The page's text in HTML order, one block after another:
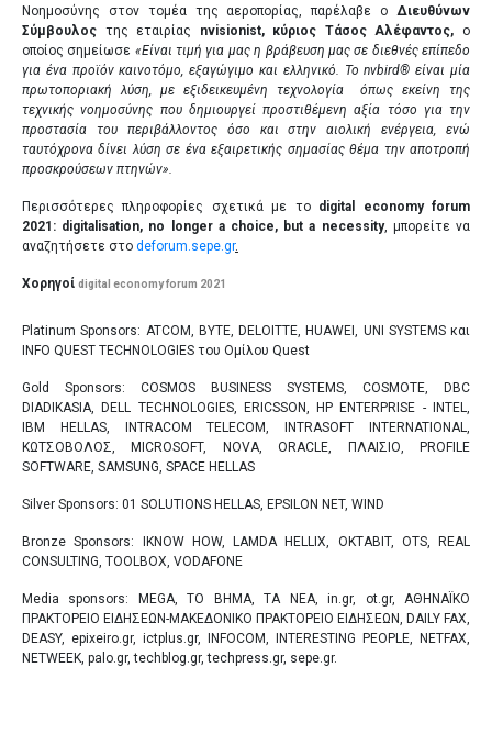
Νοημοσύνης στον τομέα της αεροπορίας, παρέλαβε ο Διευθύνων
Σύμβουλος της εταιρίας nvisionist, κύριος Τάσος Αλέφαντος, ο
οποίος σημείωσε «Είναι τιμή για μας η βράβευση μας σε διεθνές επίπεδο
για ένα προϊόν καινοτόμο, εξαγώγιμο και ελληνικό. Το nvbird®️ είναι μία
πρωτοποριακή λύση, με εξιδεικευμένη τεχνολογία όπως εκείνη της
τεχνικής νοημοσύνης που δημιουργεί προστιθέμενη αξία τόσο για την
προστασία του περιβάλλοντος όσο και στην αιολική ενέργεια, ενώ
ταυτόχρονα δίνει λύση σε ένα εξαιρετικής σημασίας θέμα την αποτροπή
προσκρούσεων πτηνών».
Περισσότερες πληροφορίες σχετικά με το digital economy forum
2021: digitalisation, no longer a choice, but a necessity, μπορείτε να
αναζητήσετε στο deforum.sepe.gr.
Χορηγοί digital economy forum 2021
Platinum Sponsors: ATCOM, BYTE, DELOITTE, HUAWEI, UNI SYSTEMS και
INFO QUEST TECHNOLOGIES του Ομίλου Quest
Gold Sponsors: COSMOS BUSINESS SYSTEMS, COSMOTE, DBC
DIADIKASIA, DELL TECHNOLOGIES, ERICSSON, HP ENTERPRISE - INTEL,
IBM HELLAS, INTRACOM TELECOM, INTRASOFT INTERNATIONAL,
ΚΩΤΣΟΒΟΛΟΣ, MICROSOFT, NOVA, ORACLE, ΠΛΑΙΣΙΟ, PROFILE
SOFTWARE, SAMSUNG, SPACE HELLAS
Silver Sponsors: 01 SOLUTIONS HELLAS, EPSILON NET, WIND
Bronze Sponsors: ΙKNOW HOW, LAMDA HELLIX, OKTABIT, OTS, REAL
CONSULTING, TOOLBOX, VODAFONE
Media sponsors: MEGA, ΤΟ ΒΗΜΑ, TA NEA, in.gr, ot.gr, ΑΘΗΝΑΪΚΟ
ΠΡΑΚΤΟΡΕΙΟ ΕΙΔΗΣΕΩΝ-ΜΑΚΕΔΟΝΙΚΟ ΠΡΑΚΤΟΡΕΙΟ ΕΙΔΗΣΕΩΝ, DAILY FAX,
DEASY, epixeiro.gr, ictplus.gr, INFOCOM, INTERESTING PEOPLE, NETFAX,
NETWEEK, palo.gr, techblog.gr, techpress.gr, sepe.gr.